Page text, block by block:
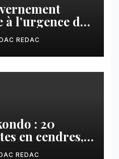
l’urgence des
la cité
REDAC
: 20
en cendres,
sans abri
REDAC